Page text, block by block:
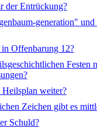
der Entrückung?
generation"
Offenbarung 12?
Festen
Heilsplan weiter?
Zeichen gibt es
Schuld?